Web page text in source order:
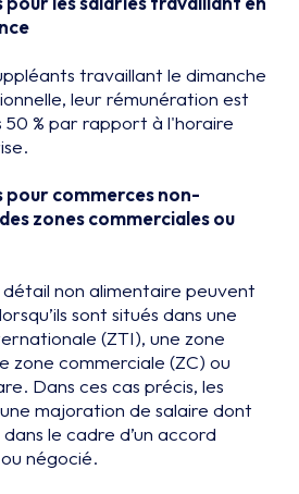
travaillant le dimanche
leur rémunération est
50 % par rapport à l'horaire
pour commerces non-
zones commerciales ou
non alimentaire peuvent
sont situés dans une
(ZTI), une zone
zone commerciale (ZC) ou
Dans ces cas précis, les
majoration de salaire dont
le cadre d’un accord
négocié.